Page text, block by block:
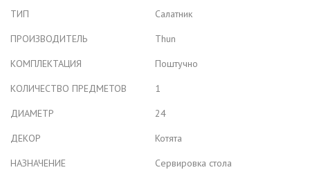
ТИП
Салатник
ПРОИЗВОДИТЕЛЬ
Thun
КОМПЛЕКТАЦИЯ
Поштучно
КОЛИЧЕСТВО ПРЕДМЕТОВ
1
ДИАМЕТР
24
ДЕКОР
Котята
НАЗНАЧЕНИЕ
Сервировка стола